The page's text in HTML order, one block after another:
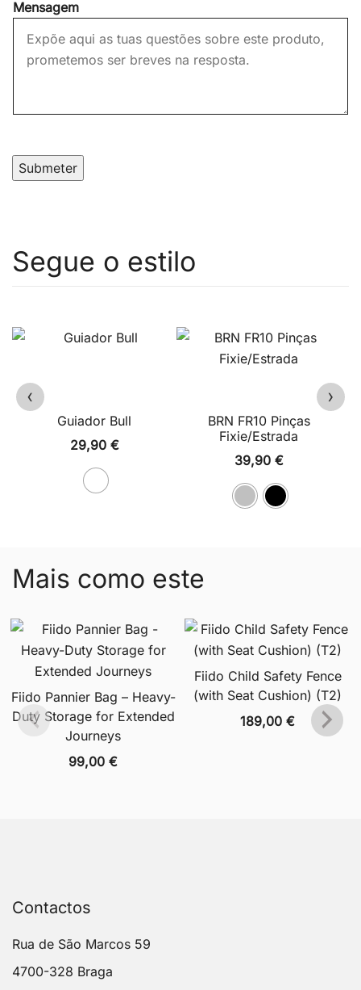
Mensagem
Submeter
‹
Guiador Bull
29,90 €
BRN FR10 Pinças
Fixie/Estrada
39,90 €
›
Mais como este
Fiido Pannier Bag – Heavy-
Duty Storage for Extended
Journeys
99,00€
Fiido Child Safety Fence
(with Seat Cushion) (T2)
189,00€
Contactos
Rua de São Marcos 59
4700-328 Braga